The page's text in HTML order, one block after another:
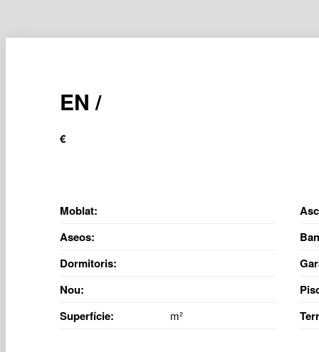
EN /
€
Moblat:
Aseos:
Dormitoris:
Nou:
Superfície:
m²